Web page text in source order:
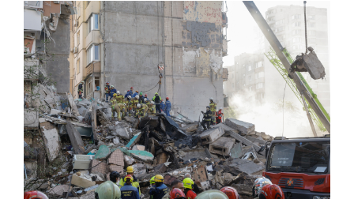
Државна служба за ванредне ситуације навела
је да је испод рушевина стамбене зграде у
Дарницком округу пронађено тело још једне
жртве, чиме је укупан број погинулих повећан
на три.
У току су операције потраге и спасавања у
погођеном делу града, док спасиоци
настављају рашчишћавање рушевина и
претрагу затрпаних објеката.
(Укринформ)